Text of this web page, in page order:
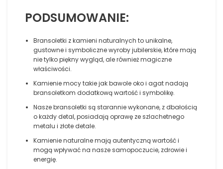
PODSUMOWANIE:
Bransoletki z kamieni naturalnych to unikalne,
gustowne i symboliczne wyroby jubilerskie, które mają
nie tylko piękny wygląd, ale również magiczne
właściwości.
Kamienie mocy takie jak bawole oko i agat nadają
bransoletkom dodatkową wartość i symbolikę.
Nasze bransoletki są starannie wykonane, z dbałością
o każdy detal, posiadają oprawę ze szlachetnego
metalu i złote detale.
Kamienie naturalne mają autentyczną wartość i
mogą wpływać na nasze samopoczucie, zdrowie i
energię.